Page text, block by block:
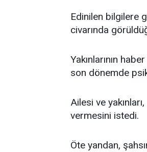
Edinilen bilgilere
civarında
Yakınlarının
son dönemde
Ailesi ve
vermesini istedi.
Öte yandan,